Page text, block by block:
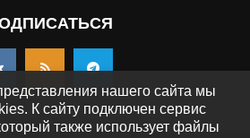
нашего сайта мы
К сайту подключен сервис
также использует файлы